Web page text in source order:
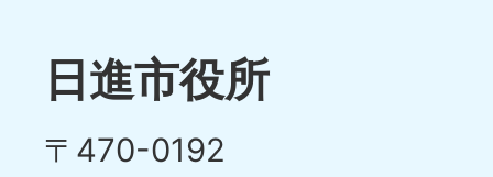
日進市役所
〒470-0192